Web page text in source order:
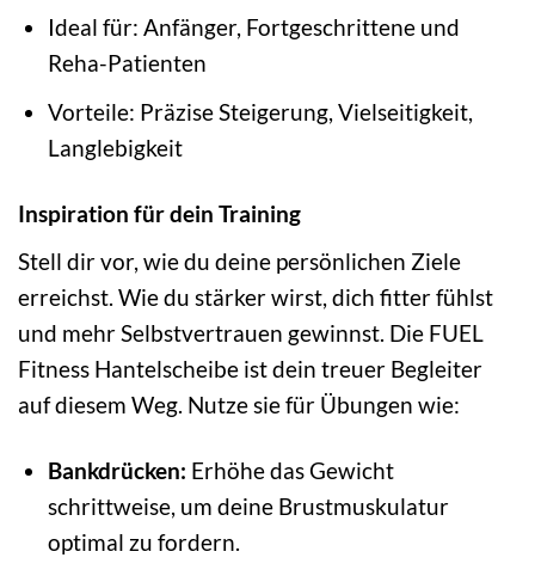
Ideal für: Anfänger, Fortgeschrittene und
Reha-Patienten
Vorteile: Präzise Steigerung, Vielseitigkeit,
Langlebigkeit
Inspiration für dein Training
Stell dir vor, wie du deine persönlichen Ziele
erreichst. Wie du stärker wirst, dich fitter fühlst
und mehr Selbstvertrauen gewinnst. Die FUEL
Fitness Hantelscheibe ist dein treuer Begleiter
auf diesem Weg. Nutze sie für Übungen wie:
Bankdrücken: Erhöhe das Gewicht
schrittweise, um deine Brustmuskulatur
optimal zu fordern.